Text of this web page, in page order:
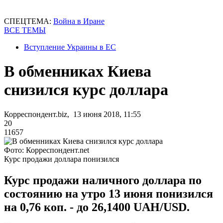
СПЕЦТЕМА: Война в Иране
ВСЕ ТЕМЫ
Вступление Украины в ЕС
В обменниках Киева
снизился курс доллара
Корреспондент.biz, 13 июня 2018, 11:55
20
11657
Фото: Корреспондент.net
Курс продажи доллара понизился
Курс продажи наличного доллара по
состоянию на утро 13 июня понизился
на 0,76 коп. - до 26,1400 UAH/USD.